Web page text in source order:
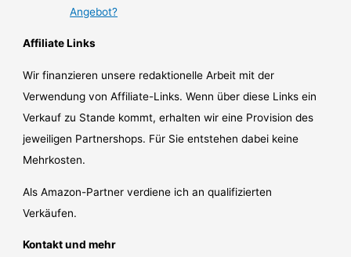
Angebot?
Affiliate Links
Wir finanzieren unsere redaktionelle Arbeit mit der
Verwendung von Affiliate-Links. Wenn über diese Links ein
Verkauf zu Stande kommt, erhalten wir eine Provision des
jeweiligen Partnershops. Für Sie entstehen dabei keine
Mehrkosten.
Als Amazon-Partner verdiene ich an qualifizierten
Verkäufen.
Kontakt und mehr